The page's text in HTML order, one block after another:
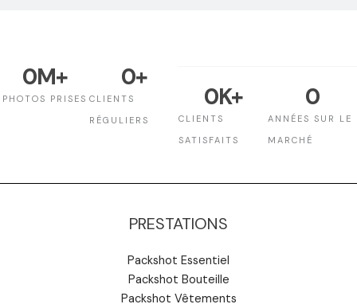
PHOTOS PRISES
0M+
CLIENTS
RÉGULIERS
0+
CLIENTS
SATISFAITS
0K+
ANNÉES SUR LE
MARCHÉ
0
PRESTATIONS
Packshot Essentiel
Packshot Bouteille
Packshot Vêtements